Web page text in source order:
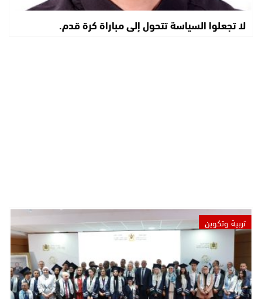
لا تجعلوا السياسة تتحول إلى مباراة كرة قدم.
تربية وتكوين